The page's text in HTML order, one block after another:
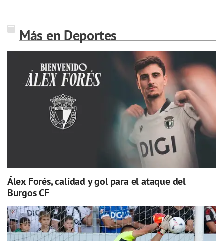
Más en Deportes
Álex Forés, calidad y gol para el ataque del
Burgos CF